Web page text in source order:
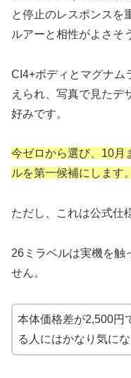
と停止のレスポンスを
ルアーと相性がよさそ
CI4+ボディとマグナム
えられ、写真で見たデ
好みです。
今ゼロから選び、10月
ルを第一候補にします。
ただし、これは公式仕
26ミラベルは実機を触
せん。
本体価格差が2,500円
る人にはかなり気にな